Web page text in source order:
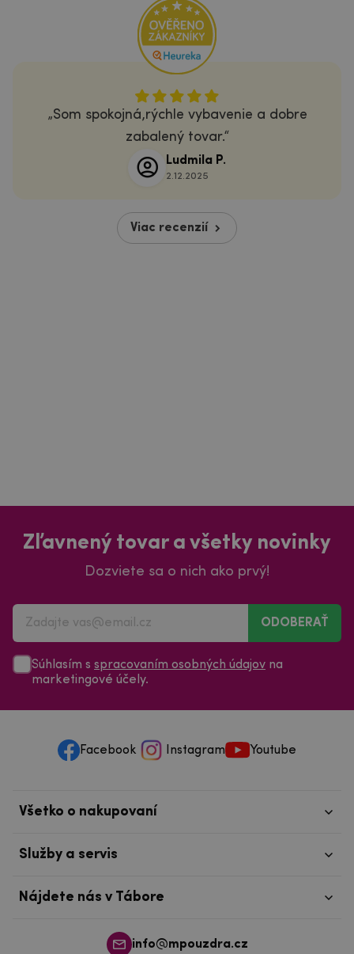
Som spokojná,rýchle vybavenie a dobre
zabalený tovar.
Ludmila P.
2.12.2025
Viac recenzií
Zľavnený tovar a všetky novinky
Dozviete sa o nich ako prvý!
ODOBERAŤ
Súhlasím s spracovaním osobných údajov na
marketingové účely.
Facebook Instagram Youtube
info@mpouzdra.cz
Všetko o nakupovaní
Služby a servis
Nájdete nás v Tábore